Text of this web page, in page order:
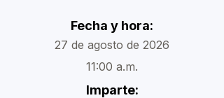
Fecha y hora:
27 de agosto de 2026
11:00 a.m.
Imparte: